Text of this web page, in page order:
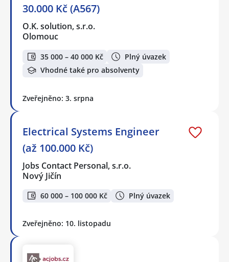
30.000 Kč (A567)
O.K. solution, s.r.o.
Olomouc
35 000 – 40 000 Kč
Plný úvazek
Vhodné také pro absolventy
Zveřejněno: 3. srpna
Electrical Systems Engineer
(až 100.000 Kč)
Jobs Contact Personal, s.r.o.
Nový Jičín
60 000 – 100 000 Kč Plný úvazek
Zveřejněno: 10. listopadu